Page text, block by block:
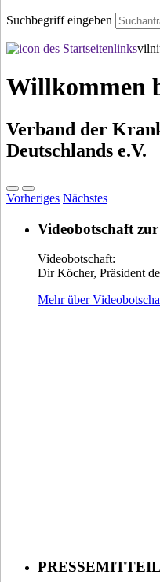
Suchbegriff eingeben
Willkommen
Verband der
Deutschlands e.V.
Vorheriges Nächstes
Videobotschaft
Videobotschaft:
Dir Köcher, Präsident
Mehr über